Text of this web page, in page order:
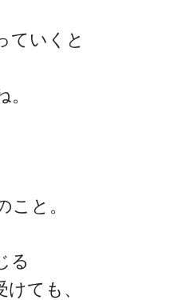
ていくと
こと。
る
ても、